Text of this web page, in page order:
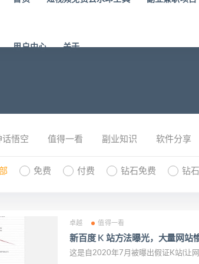
用户中心 关于
话悟空 值得一看 副业知识 软件分享
免费 付费 钻石免费 钻
卓越 值得一看
新百度 K 站方法曝光，大量网站
这是自2020年7月被曝出假证K站(让